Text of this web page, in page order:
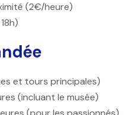
(2€/heure)
et tours principales)
(incluant le musée)